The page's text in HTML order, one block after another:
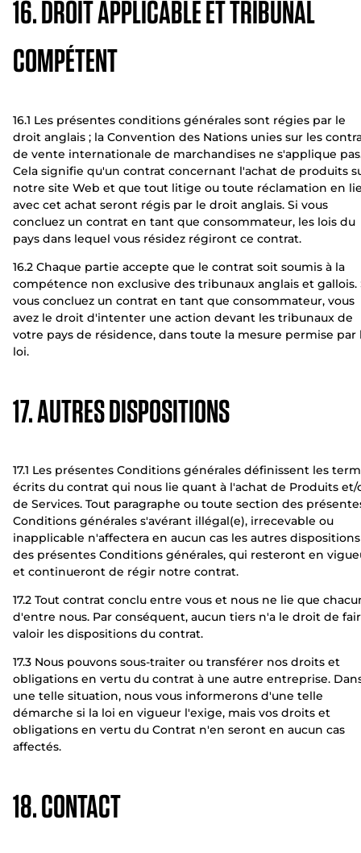
16. DROIT APPLICABLE ET TRIBUNAL
COMPÉTENT
16.1 Les présentes conditions générales sont régies par le
droit anglais ; la Convention des Nations unies sur les
de vente internationale de marchandises ne s'applique
Cela signifie qu'un contrat concernant l'achat de produits
notre site Web et que tout litige ou toute réclamation en
avec cet achat seront régis par le droit anglais. Si vous
concluez un contrat en tant que consommateur, les lois du
pays dans lequel vous résidez régiront ce contrat.
16.2 Chaque partie accepte que le contrat soit soumis à la
compétence non exclusive des tribunaux anglais et gallois.
vous concluez un contrat en tant que consommateur, vous
avez le droit d'intenter une action devant les tribunaux de
votre pays de résidence, dans toute la mesure permise par
loi.
17. AUTRES DISPOSITIONS
17.1 Les présentes Conditions générales définissent les
écrits du contrat qui nous lie quant à l'achat de Produits et/
de Services. Tout paragraphe ou toute section des
Conditions générales s'avérant illégal(e), irrecevable ou
inapplicable n'affectera en aucun cas les autres dispositions
des présentes Conditions générales, qui resteront en
et continueront de régir notre contrat.
17.2 Tout contrat conclu entre vous et nous ne lie que
d'entre nous. Par conséquent, aucun tiers n'a le droit de
valoir les dispositions du contrat.
17.3 Nous pouvons sous-traiter ou transférer nos droits et
obligations en vertu du contrat à une autre entreprise.
une telle situation, nous vous informerons d'une telle
démarche si la loi en vigueur l'exige, mais vos droits et
obligations en vertu du Contrat n'en seront en aucun cas
affectés.
18. CONTACT